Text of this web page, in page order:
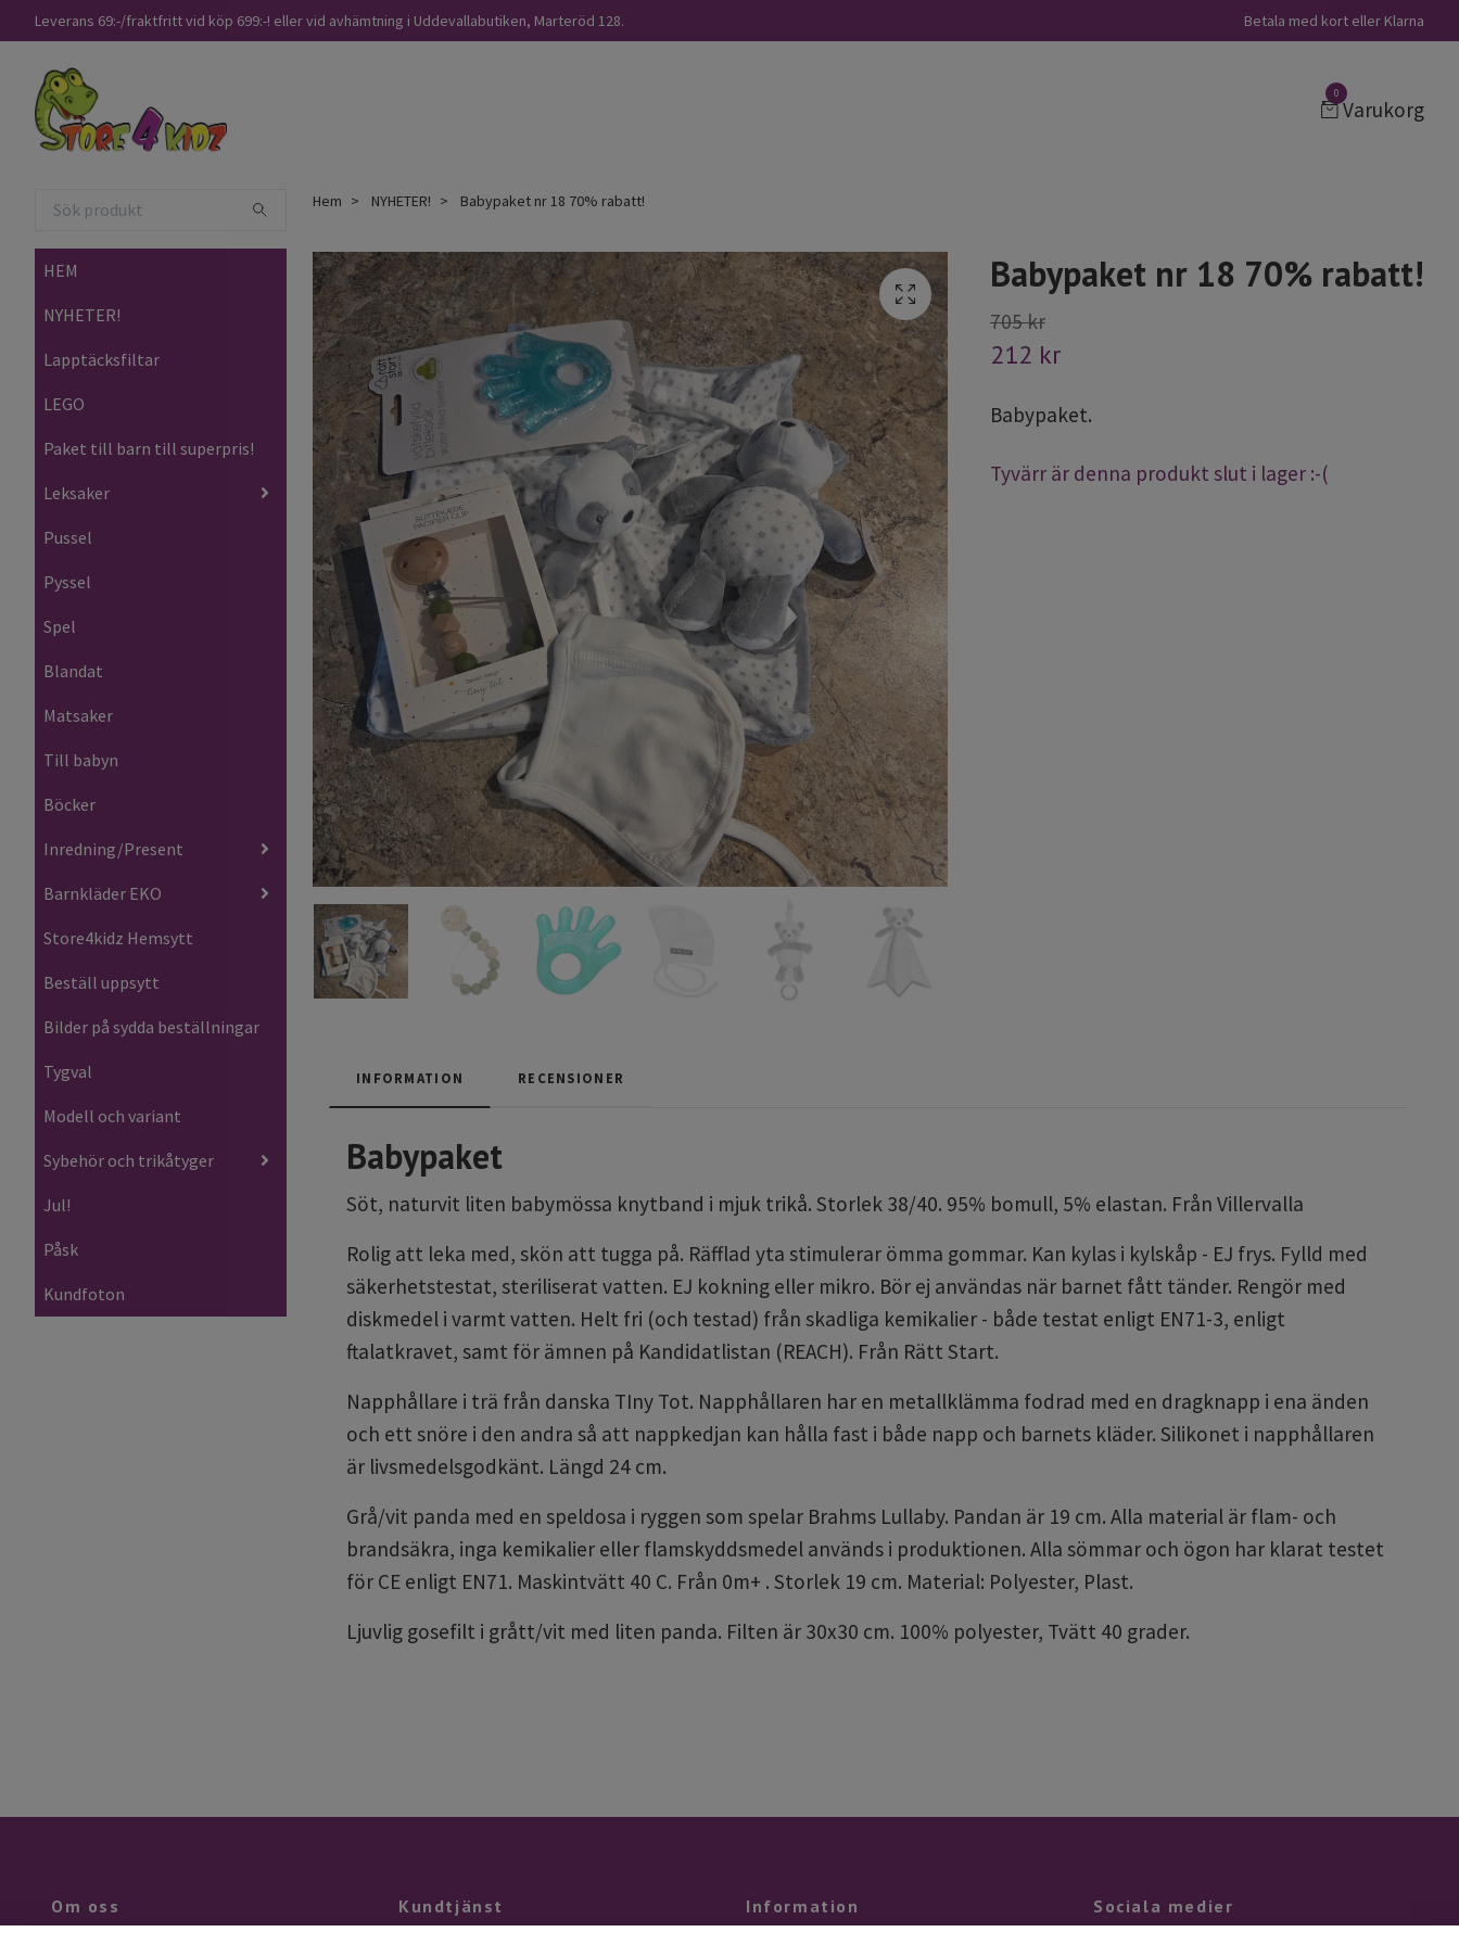
Leverans 69:-/fraktfritt vid köp 699:-! eller vid avhämtning i Uddevallabutiken, Marteröd 128. Betala med kort eller Klarna
0
Varukorg
HEM
NYHETER!
Lapptäcksfiltar
LEGO
Paket till barn till superpris!
Leksaker
Pussel
Pyssel
Spel
Blandat
Matsaker
Till babyn
Böcker
Inredning/Present
Barnkläder EKO
Store4kidz Hemsytt
Beställ uppsytt
Bilder på sydda beställningar
Tygval
Modell och variant
Sybehör och trikåtyger
Jul!
Påsk
Kundfoton
Hem NYHETER! Babypaket nr 18 70% rabatt!
Babypaket nr 18 70% rabatt!
705 kr
212 kr
Babypaket.
Tyvärr är denna produkt slut i lager :-(
INFORMATION RECENSIONER
Babypaket
Söt, naturvit liten babymössa knytband i mjuk trikå. Storlek 38/40. 95% bomull, 5% elastan. Från Villervalla
Rolig att leka med, skön att tugga på. Räfflad yta stimulerar ömma gommar. Kan kylas i kylskåp - EJ frys. Fylld med
säkerhetstestat, steriliserat vatten. EJ kokning eller mikro. Bör ej användas när barnet fått tänder. Rengör med
diskmedel i varmt vatten. Helt fri (och testad) från skadliga kemikalier - både testat enligt EN71-3, enligt
ftalatkravet, samt för ämnen på Kandidatlistan (REACH). Från Rätt Start.
Napphållare i trä från danska TIny Tot. Napphållaren har en metallklämma fodrad med en dragknapp i ena änden
och ett snöre i den andra så att nappkedjan kan hålla fast i både napp och barnets kläder. Silikonet i napphållaren
är livsmedelsgodkänt. Längd 24 cm.
Grå/vit panda med en speldosa i ryggen som spelar Brahms Lullaby. Pandan är 19 cm. Alla material är flam- och
brandsäkra, inga kemikalier eller flamskyddsmedel används i produktionen. Alla sömmar och ögon har klarat testet
för CE enligt EN71. Maskintvätt 40 C. Från 0m+ . Storlek 19 cm. Material: Polyester, Plast.
Ljuvlig gosefilt i grått/vit med liten panda. Filten är 30x30 cm. 100% polyester, Tvätt 40 grader.
Om oss Kundtjänst Information Sociala medier